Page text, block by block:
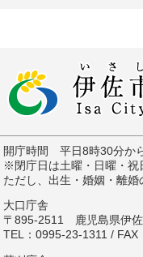
開庁時間 平日8時30分か
※閉庁日は土曜・日曜・祝
ただし、出生・婚姻・離婚
大口庁舎
〒895-2511 鹿児島県伊
TEL：0995-23-1311 /